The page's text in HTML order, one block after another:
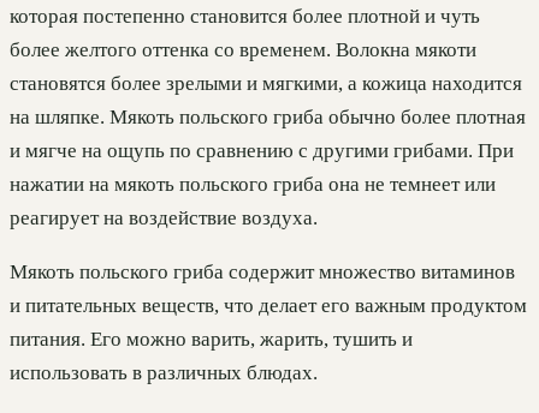
которая постепенно становится более плотной и чуть
более желтого оттенка со временем. Волокна мякоти
становятся более зрелыми и мягкими, а кожица находится
на шляпке. Мякоть польского гриба обычно более плотная
и мягче на ощупь по сравнению с другими грибами. При
нажатии на мякоть польского гриба она не темнеет или
реагирует на воздействие воздуха.
Мякоть польского гриба содержит множество витаминов
и питательных веществ, что делает его важным продуктом
питания. Его можно варить, жарить, тушить и
использовать в различных блюдах.